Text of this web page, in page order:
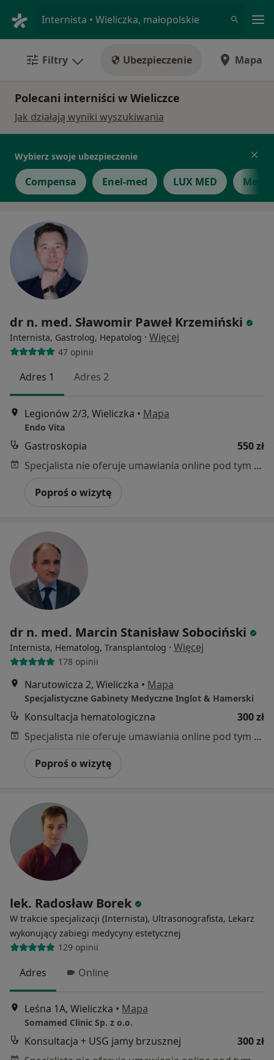
Internista • Wieliczka, małopolskie
Filtry Ubezpieczenie Mapa
Polecani interniści w Wieliczce
Jak działają wyniki wyszukiwania
Wybierz swoje ubezpieczenie
Compensa Enel-med LUX MED
dr n. med. Sławomir Paweł Krzemiński
Internista, Gastrolog, Hepatolog · Więcej
47 opinii
Adres 1 Adres 2
Legionów 2/3, Wieliczka • Mapa
Endo Vita
Gastroskopia
550 zł
Specjalista nie oferuje umawiania online pod tym adresem.
Poproś o wizytę
dr n. med. Marcin Stanisław Sobociński
Internista, Hematolog, Transplantolog · Więcej
178 opinii
Narutowicza 2, Wieliczka • Mapa
Specjalistyczne Gabinety Medyczne Inglot & Hamerski
Konsultacja hematologiczna
300 zł
Specjalista nie oferuje umawiania online pod tym adresem.
Poproś o wizytę
lek. Radosław Borek
W trakcie specjalizacji (Internista), Ultrasonografista, Lekarz
wykonujący zabiegi medycyny estetycznej
129 opinii
Adres Online
Leśna 1A, Wieliczka • Mapa
Somamed Clinic Sp. z o.o.
Konsultacja + USG jamy brzusznej
300 zł